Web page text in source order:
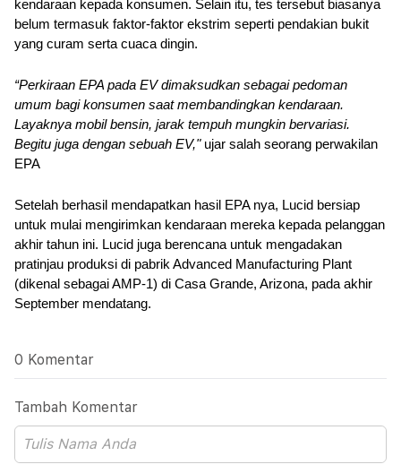
kendaraan kepada konsumen. Selain itu, tes tersebut biasanya
belum termasuk faktor-faktor ekstrim seperti pendakian bukit
yang curam serta cuaca dingin.
“Perkiraan EPA pada EV dimaksudkan sebagai pedoman
umum bagi konsumen saat membandingkan kendaraan.
Layaknya mobil bensin, jarak tempuh mungkin bervariasi.
Begitu juga dengan sebuah EV," ujar salah seorang perwakilan
EPA
Setelah berhasil mendapatkan hasil EPA nya, Lucid bersiap
untuk mulai mengirimkan kendaraan mereka kepada pelanggan
akhir tahun ini. Lucid juga berencana untuk mengadakan
pratinjau produksi di pabrik Advanced Manufacturing Plant
(dikenal sebagai AMP-1) di Casa Grande, Arizona, pada akhir
September mendatang.
0 Komentar
Tambah Komentar